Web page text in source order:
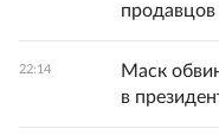
22:14
Маск
в